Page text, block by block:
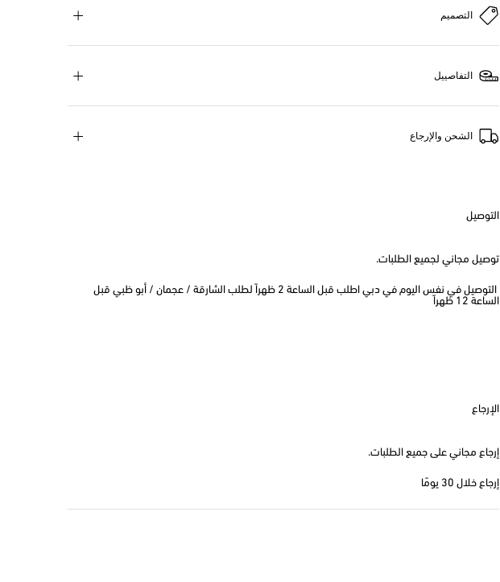
التصميم
التفاصييل
الشحن والإرجاع
التوصيل
توصيل مجاني لجميع الطلبات.
التوصيل في نفس اليوم في دبي اطلب قبل الساعة 2 ظهراً لطلب الشارقة / عجمان / أبو ظبي قبل
الساعة 12 ظهراً
الإرجاع
إرجاع مجاني على جميع الطلبات.
إرجاع خلال 30 يومًا